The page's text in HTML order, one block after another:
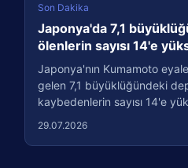
Son Dakika
Japonya'da 7,1
ölenlerin sayısı 14'e
Japonya'nın Kumamoto
gelen 7,1 büyüklüğündeki
kaybedenlerin sayısı 14'e
29.07.2026